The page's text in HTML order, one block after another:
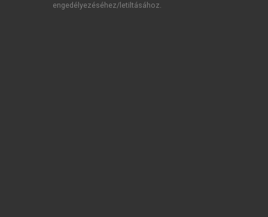
engedélyezéséhez/letiltásához.